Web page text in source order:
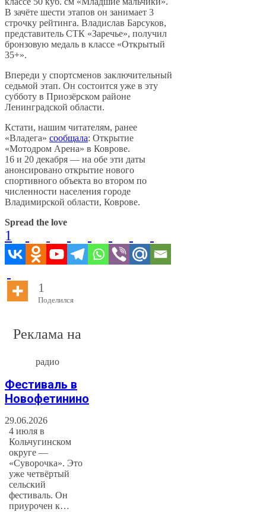
В зачёте шести этапов он занимает 3
строчку рейтинга. Владислав Барсуков,
представитель СТК «Заречье», получил
бронзовую медаль в классе «Открытый
35+».
Впереди у спортсменов заключительный
седьмой этап. Он состоится уже в эту
субботу в Приозёрском районе
Ленинградской области.
Кстати, нашим читателям, ранее
«Владега» сообщала: Открытие
«Мотодром Арена» в Коврове.
16 и 20 декабря — на обе эти даты
анонсировано открытие нового
спортивного объекта во втором по
численности населения городе
Владимирской области, Коврове.
Spread the love
1
1
Поделился
Реклама на
радио
Фестиваль в
Новофетинино
29.06.2026
4 июля в
Кольчугинском
округе —
«Суворочка». Это
уже четвёртый
сельский
фестиваль. Он
приурочен к…